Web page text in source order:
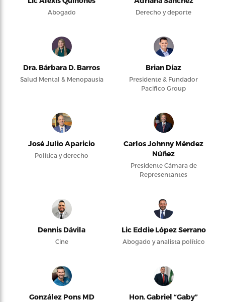
Abogado Derecho y deporte
Dra. Bárbara D. Barros
Salud Mental & Menopausia
Brian Díaz
Presidente & Fundador
Pacifico Group
José Julio Aparicio
Política y derecho
Carlos Johnny Méndez
Núñez
Presidente Cámara de
Representantes
Dennis Dávila
Cine
Lic Eddie López Serrano
Abogado y analista político
González Pons MD
Hon. Gabriel “Gaby”